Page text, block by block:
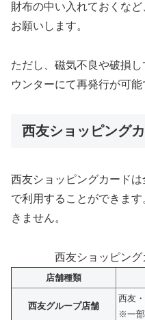
財布の中い入れておくな
お願いします。
ただし、磁気不良や破損
ウンターにて再発行が可能
西友ショッピング
西友ショッピングカード
で利用することができま
きません。
西友ショッピン
店舗種類
西友グループ店舗
西友
※一部